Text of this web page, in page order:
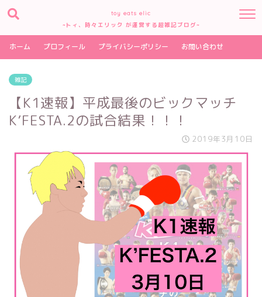
toy eats elic
~トィ、時々エリック が運営する超雑記ブログ~
ホーム プロフィール プライバシーポリシー お問い合わせ
雑記
【K1速報】平成最後のビックマッチ
K’FESTA.2の試合結果！！！
2019年3月10日